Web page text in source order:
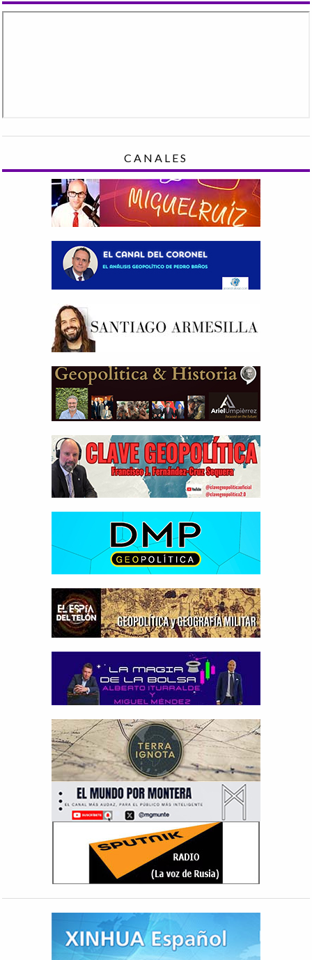
CANALES